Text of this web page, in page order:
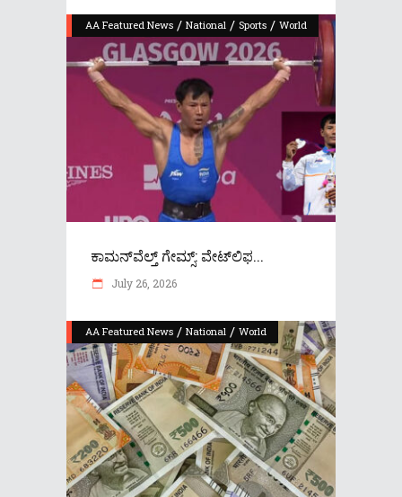
AA Featured News / National / Sports / World
ಕಾಮನ್‌ವೆಲ್ತ್ ಗೇಮ್ಸ್: ವೇಟ್‌ಲಿಫ...
July 26, 2026
AA Featured News / National / World